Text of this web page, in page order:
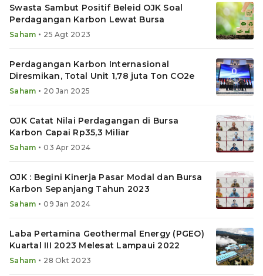
Swasta Sambut Positif Beleid OJK Soal
Perdagangan Karbon Lewat Bursa
Saham • 25 Agt 2023
Perdagangan Karbon Internasional
Diresmikan, Total Unit 1,78 juta Ton CO2e
Saham • 20 Jan 2025
OJK Catat Nilai Perdagangan di Bursa
Karbon Capai Rp35,3 Miliar
Saham • 03 Apr 2024
OJK : Begini Kinerja Pasar Modal dan Bursa
Karbon Sepanjang Tahun 2023
Saham • 09 Jan 2024
Laba Pertamina Geothermal Energy (PGEO)
Kuartal III 2023 Melesat Lampaui 2022
Saham • 28 Okt 2023